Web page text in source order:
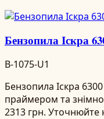
Бензопила Іскра
B-1075-U1
Бензопила Іскра
праймером та
2313 грн. Уточнюйте